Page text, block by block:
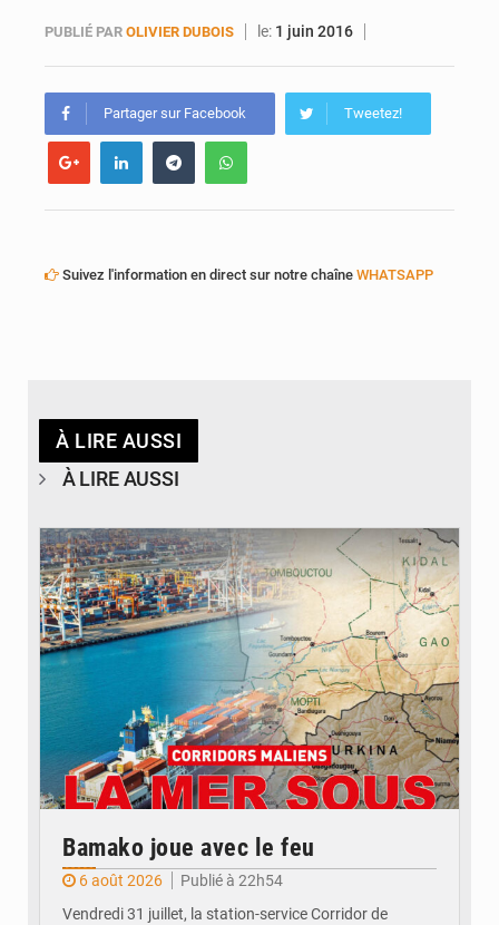
AfroBasket U18 : Le Mali défend sa double couronne à Abidjan
PUBLIÉ PAR OLIVIER DUBOIS le: 1 juin 2016
Partager sur Facebook Tweetez!
Suivez l'information en direct sur notre chaîne WHATSAPP
À LIRE AUSSI
À LIRE AUSSI
© JDM
Bamako joue avec le feu
6 août 2026
Publié à 22h54
Vendredi 31 juillet, la station-service Corridor de